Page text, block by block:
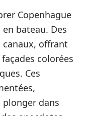
Copenhague
bateau. Des
offrant
colorées
Ces
dans